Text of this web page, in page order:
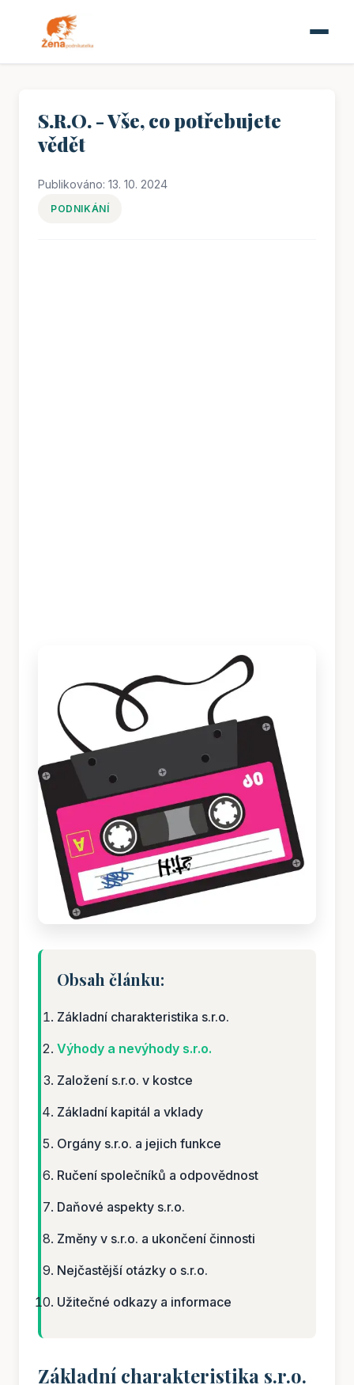
S.R.O. - Vše, co potřebujete
vědět
Publikováno: 13. 10. 2024
PODNIKÁNÍ
Obsah článku:
Základní charakteristika s.r.o.
Výhody a nevýhody s.r.o.
Založení s.r.o. v kostce
Základní kapitál a vklady
Orgány s.r.o. a jejich funkce
Ručení společníků a odpovědnost
Daňové aspekty s.r.o.
Změny v s.r.o. a ukončení činnosti
Nejčastější otázky o s.r.o.
Užitečné odkazy a informace
Základní charakteristika s.r.o.